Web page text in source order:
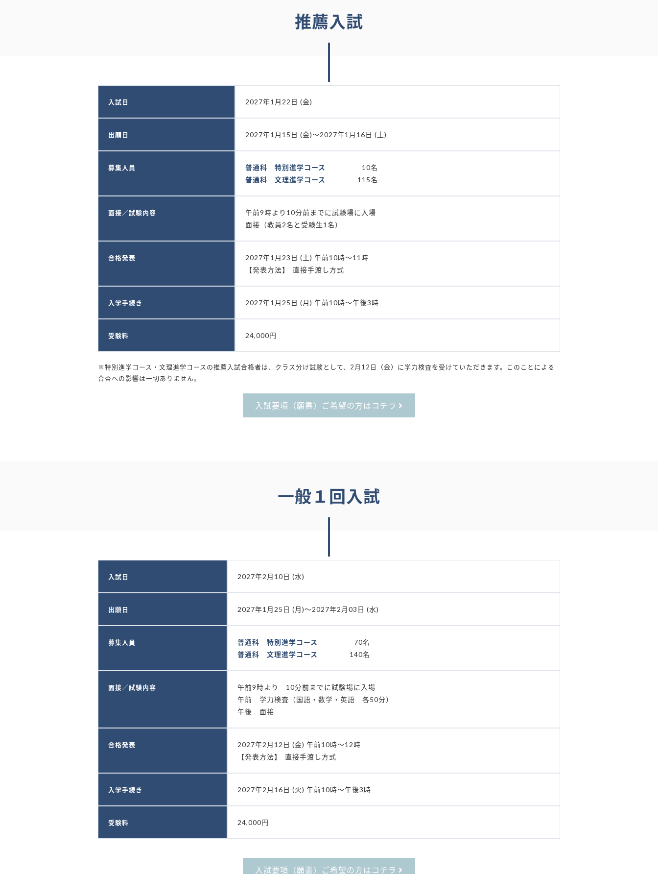
推薦入試
入試日 2027年1月22日 (金)
出願日 2027年1月15日 (金)～2027年1月16日 (土)
募集人員 普通科 特別進学コース
10名
普通科 文理進学コース
115名
面接／試験内容
午前9時より10分前までに試験場に入場
面接（教員2名と受験生1名）
合格発表
2027年1月23日 (土) 午前10時～11時
【発表方法】
直接手渡し方式
入学手続き 2027年1月25日 (月) 午前10時～午後3時
受験料 24,000円
※特別進学コース・文理進学コースの推薦入試合格者は、クラス分け試験として、2月12日（金）に学力検査を受けていただきます。このことによる
合否への影響は一切ありません。
入試要項（願書） ご希望の方はコチラ
一般１回入試
入試日 2027年2月10日 (水)
出願日 2027年1月25日 (月)～2027年2月03日 (水)
募集人員 普通科 特別進学コース
70名
普通科 文理進学コース
140名
面接／試験内容
午前9時より 10分前までに試験場に入場
午前 学力検査（国語・数学・英語 各50分）
午後 面接
合格発表
2027年2月12日 (金) 午前10時～12時
【発表方法】
直接手渡し方式
入学手続き 2027年2月16日 (火) 午前10時～午後3時
受験料 24,000円
入試要項（願書） ご希望の方はコチラ